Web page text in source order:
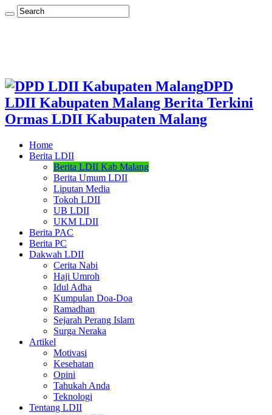
DPD
LDII Kabupaten Malang Berita Terkini
Ormas LDII Kabupaten Malang
Home
Berita LDII
Berita LDII Kab Malang
Berita Umum LDII
Liputan Media
Tokoh LDII
UB LDII
UKM LDII
Berita PAC
Berita PC
Dakwah LDII
Cerita Nabi
Haji Umroh
Idul Adha
Kumpulan Doa-Doa
Ramadhan
Sejarah Perang Islam
Surga Neraka
Artikel
Motivasi
Kesehatan
Opini
Tahukah Anda
Teknologi
Tentang LDII